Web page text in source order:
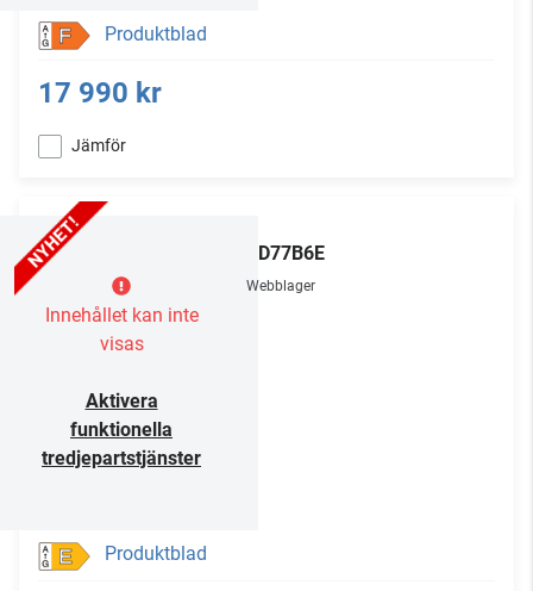
F Produktblad
17 990 kr
Jämför
Innehållet kan inte
visas
Aktivera
funktionella
tredjepartstjänster
OLED77B6E
Webblager
E Produktblad